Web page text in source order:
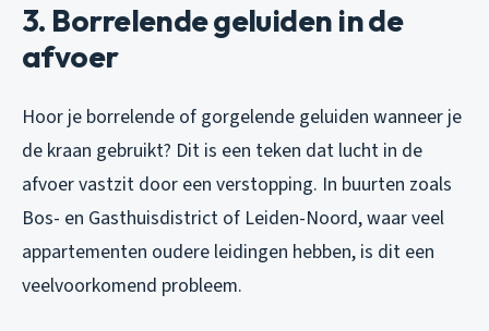
3. Borrelende geluiden in de
afvoer
Hoor je borrelende of gorgelende geluiden wanneer je
de kraan gebruikt? Dit is een teken dat lucht in de
afvoer vastzit door een verstopping. In buurten zoals
Bos- en Gasthuisdistrict of Leiden-Noord, waar veel
appartementen oudere leidingen hebben, is dit een
veelvoorkomend probleem.